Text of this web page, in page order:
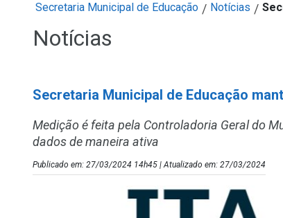
Secretaria Municipal de Educação / Notícias /
Notícias
Secretaria Municipal de Educação
Medição é feita pela Controladoria Geral do
dados de maneira ativa
Publicado em: 27/03/2024 14h45 | Atualizado em: 27/03/2024